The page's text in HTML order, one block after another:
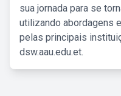
sua jornada para se
utilizando abordagens
pelas principais
dsw.aau.edu.et.